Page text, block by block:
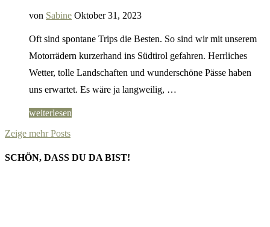
von Sabine Oktober 31, 2023
Oft sind spontane Trips die Besten. So sind wir mit unserem
Motorrädern kurzerhand ins Südtirol gefahren. Herrliches
Wetter, tolle Landschaften und wunderschöne Pässe haben
uns erwartet. Es wäre ja langweilig, …
weiterlesen
Zeige mehr Posts
SCHÖN, DASS DU DA BIST!